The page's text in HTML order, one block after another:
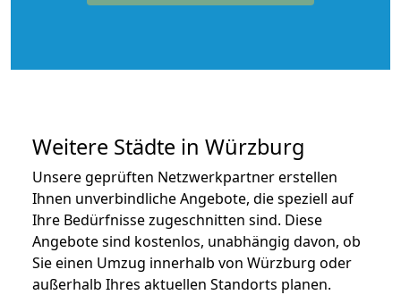
Weitere Städte in Würzburg
Unsere geprüften Netzwerkpartner erstellen
Ihnen unverbindliche Angebote, die speziell auf
Ihre Bedürfnisse zugeschnitten sind. Diese
Angebote sind kostenlos, unabhängig davon, ob
Sie einen Umzug innerhalb von Würzburg oder
außerhalb Ihres aktuellen Standorts planen.